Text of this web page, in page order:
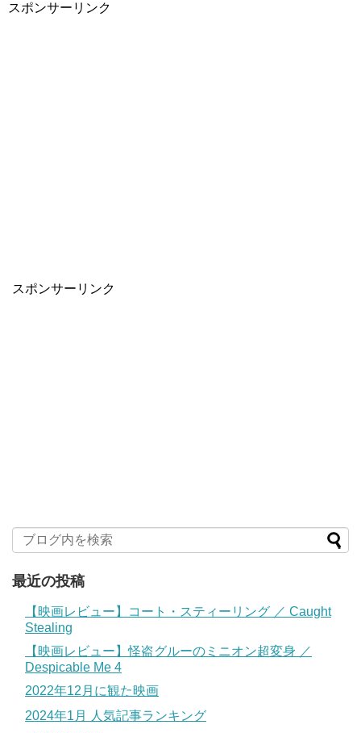
スポンサーリンク
スポンサーリンク
最近の投稿
【映画レビュー】コート・スティーリング ／ Caught
Stealing
【映画レビュー】怪盗グルーのミニオン超変身 ／
Despicable Me 4
2022年12月に観た映画
2024年1月 人気記事ランキング